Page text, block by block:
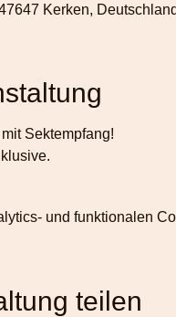
Kerken, Deutschland
Sektempfang!
und funktionalen
teilen